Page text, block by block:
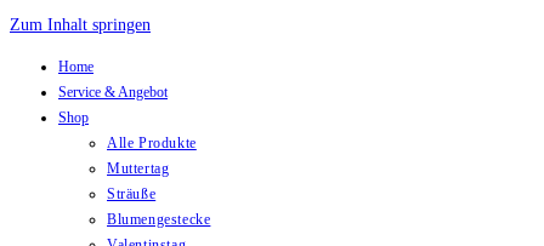
Zum Inhalt springen
Home
Service & Angebot
Shop
Alle Produkte
Muttertag
Sträuße
Blumengestecke